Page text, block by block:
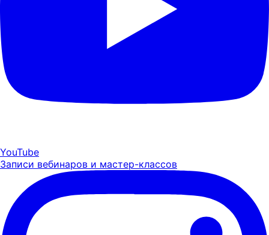
YouTube
Записи вебинаров и мастер-классов